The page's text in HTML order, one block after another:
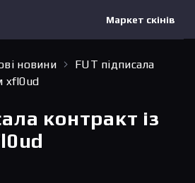
Маркет скінів
новини
FUT підписала
xfl0ud
контракт із